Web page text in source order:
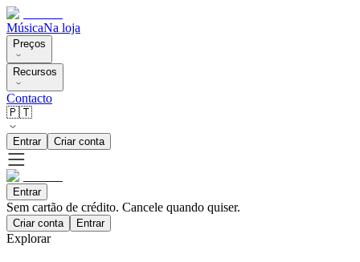
MúsicaNa loja
Preços
Recursos
Contacto
🇵🇹
Entrar Criar conta
Entrar
Sem cartão de crédito. Cancele quando quiser.
Criar conta Entrar
Explorar